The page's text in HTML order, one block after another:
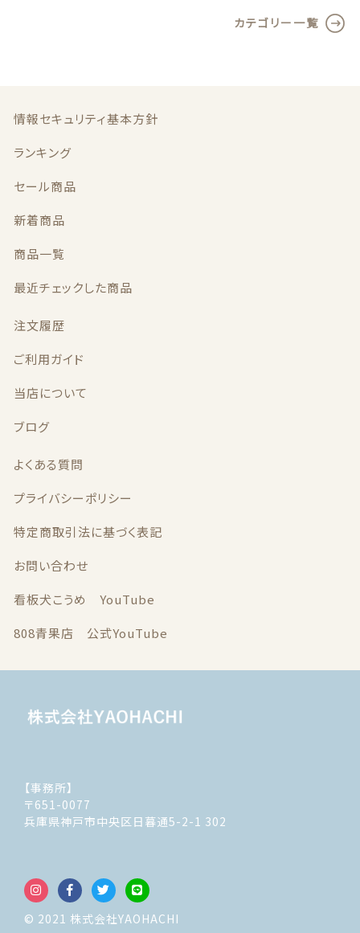
道
沖
別
送
料
加
算)
個
カテゴリー一覧
情報セキュリティ基本方針
ランキング
セール商品
新着商品
商品一覧
最近チェックした商品
注文履歴
ご利用ガイド
当店について
ブログ
よくある質問
プライバシーポリシー
特定商取引法に基づく表記
お問い合わせ
看板犬こうめ YouTube
808青果店 公式YouTube
【事務所】
〒651-0077
兵庫県神戸市中央区日暮通5-2-1 302
© 2021 株式会社YAOHACHI